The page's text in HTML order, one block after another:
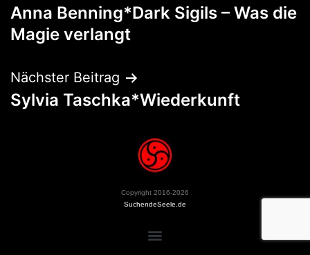
Anna Benning*Dark Sigils – Was die
Magie verlangt
Nächster Beitrag
Sylvia Taschka*Wiederkunft
Copyright 2016-2026
SuchendeSeele.de